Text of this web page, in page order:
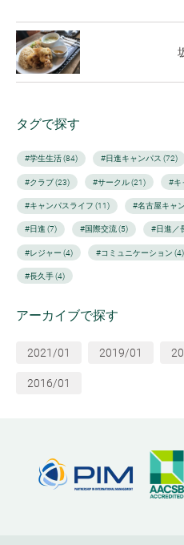
タグで探す
#学生生活 (84) #日進キャンパス (72)
#クラブ (23) #サークル (21) #キ
#キャンパスライフ (11) #名古屋キャ
#日進 (7) #国際交流 (5) #日進／
#レジャー (4) #コミュニケーション (4)
#長久手 (4)
アーカイブで探す
2021/01 2019/01
2016/01